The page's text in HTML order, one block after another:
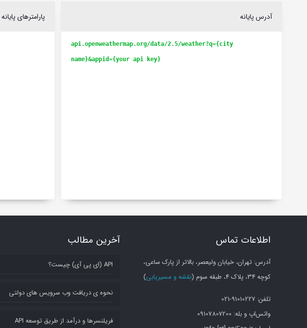
آدرس پایانه
api.openweathermap.org/data/2.5/weather?q={city
name}&appid={your api key}
پارامترهای پایانه
اطلاعات تماس
آدرس: تهران، خیابان ولیعصر، بالاتر از پارک ساعی،
کوچه 34، پلاک 4، طبقه سوم (
نقشه و مسیریابی)
تلفن: 91010227-021
واتس‌اپ و بله: 09107807200
آخرین مطالب
API (ای پی آی) چیست؟
نحوه ی دریافت وب سرویس های دولتی
فریلنسرها و درآمد از طریق توسعه API